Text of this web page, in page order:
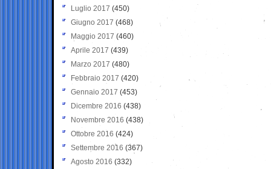
Luglio 2017 (450)
Giugno 2017 (468)
Maggio 2017 (460)
Aprile 2017 (439)
Marzo 2017 (480)
Febbraio 2017 (420)
Gennaio 2017 (453)
Dicembre 2016 (438)
Novembre 2016 (438)
Ottobre 2016 (424)
Settembre 2016 (367)
Agosto 2016 (332)